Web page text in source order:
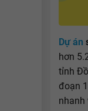
Dự án
hơn
tỉnh
đoạn
nhanh